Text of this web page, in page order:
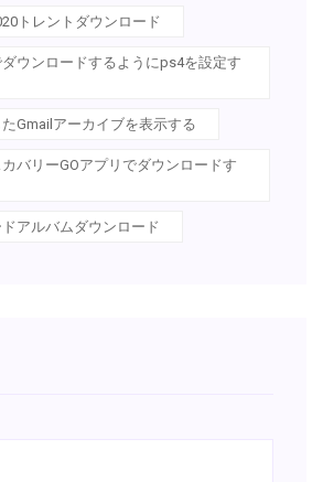
トレントダウンロード
ウンロードするようにps4を設定す
Gmailアーカイブを表示する
バリーGOアプリでダウンロードす
アルバムダウンロード